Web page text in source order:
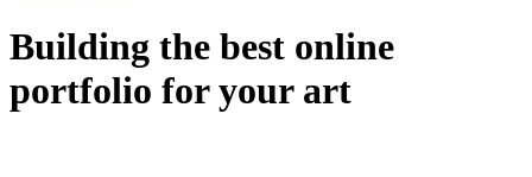
Building the best online
portfolio for your art